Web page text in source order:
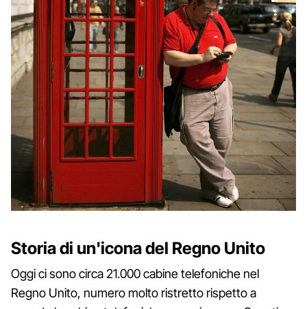
Storia di un'icona del Regno Unito
Oggi ci sono circa 21.000 cabine telefoniche nel
Regno Unito, numero molto ristretto rispetto a